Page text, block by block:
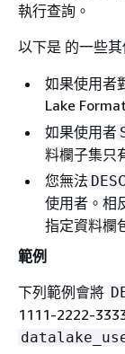
執行查詢。
以下是 的一些其
如果使用者
Lake
如果使用者
料欄子集只
您無法
使用者。相
指定資料欄
範例
下列範例會將
1111-2222-